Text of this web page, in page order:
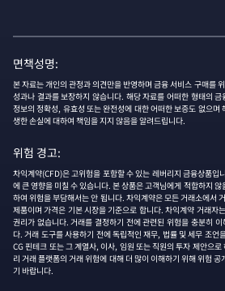
면책성명:
본 자료는 개인의 관정과 의견만을 반영하며 금융 서비스 구매를
성과나 결과를 보장하지 않습니다. 해당 자료를 어떠한 형태의
정보의 정확성, 유효성 또는 완전성에 대한 어떠한 보증도 없으며
생한 손실에 대하여 책임을 지지 않음을 알려드립니다.
위험 경고:
차익계약(CFD)은 고위험을 포함할 수 있는 레버리지 금융상품입
에 큰 영향을 미칠 수 있습니다. 본 상품은 고객님에게 적합하지
하여 위험을 부담해서는 안 됩니다. 차익계약은 모든 거래소에서
제품이며 가격은 기본 시장을 기준으로 합니다. 차익계약 거래자
권리가 없습니다. 거래를 결정하기 전에 관련된 위험을 충분히
다. 거래 도구를 사용하기 전에 독립적인 재무, 법률 및 세무 조언
CG 핀테크 또는 그 계열사, 이사, 임원 또는 직원의 투자 제안으
리 거래 플랫폼의 거래 위험에 대해 더 많이 이해하기 위해 위험
기 바랍니다.